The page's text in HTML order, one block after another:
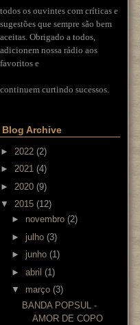
todos os ouvintes com críticas e
sugestões que sempre são bem
aceitas. Obrigado a todos,
adicionem nossa rádio aos
favoritos e
continuem curtindo sucessos.
Blog Archive
► 2022 (2)
► 2021 (4)
► 2020 (9)
▼ 2015 (12)
► novembro (2)
► julho (3)
► junho (1)
► abril (1)
▼ março (3)
BANDA POPSUL -
AMOR DE COPO